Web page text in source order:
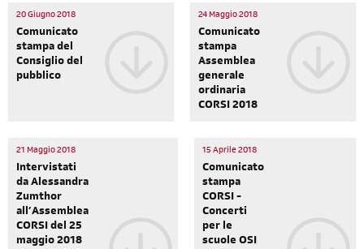
20 Giugno 2018
Comunicato
stampa del
Consiglio del
pubblico
24 Maggio 2018
Comunicato
stampa
Assemblea
generale
ordinaria
CORSI 2018
21 Maggio 2018
Intervistati
da Alessandra
Zumthor
all’Assemblea
CORSI del 25
maggio 2018
15 Aprile 2018
Comunicato
stampa
CORSI -
Concerti
per le
scuole OSI